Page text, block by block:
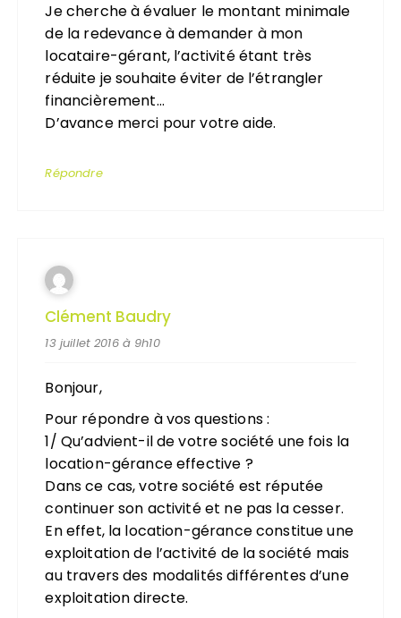
Je cherche à évaluer le montant minimale
de la redevance à demander à mon
locataire-gérant, l’activité étant très
réduite je souhaite éviter de l’étrangler
financièrement…
D’avance merci pour votre aide.
Répondre
Clément Baudry
13 juillet 2016 à 9h10
Bonjour,
Pour répondre à vos questions :
1/ Qu’advient-il de votre société une fois la
location-gérance effective ?
Dans ce cas, votre société est réputée
continuer son activité et ne pas la cesser.
En effet, la location-gérance constitue une
exploitation de l’activité de la société mais
au travers des modalités différentes d’une
exploitation directe.